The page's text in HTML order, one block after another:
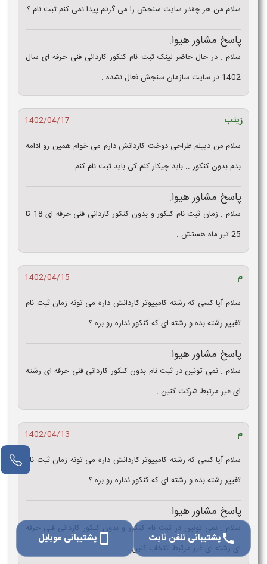
سلام من هر چقدر سایت سنجش را می گردم پیدا نمی کنم ثبت نام ؟
پاسخ مشاور هیوا:
سلام . در حال حاضر لینک ثبت نام کنکور کاردانی فنی حرفه ای سال
1402 در سایت سازمان سنجش فعال نشده .
زینب
1402/04/17
سلام من دیپلم طراحی دوخت کاردانش دارم می خوام همین رو ادامه
بدم بدون کنکور .. باید چیکار کنم کی باید ثبت نام کنم
پاسخ مشاور هیوا:
سلام . زمان ثبت نام کنکور و بدون کنکور کاردانی فنی حرفه ای 18 تا
25 تیر ماه هستش .
م
1402/04/15
سلام آیا کسی که رشته کامپیوتر کاردانش داره می‌ تونه زمان ثبت‌ نام
تغییر رشته بده و رشته ای که کنکور نداره رو بره ؟
پاسخ مشاور هیوا:
سلام . نمی تونین در ثبت نام بدون کنکور کاردانی فنی حرفه ای رشته
ای غیر مرتبط شرکت کنین .
م
1402/04/13
سلام آیا کسی که رشته کامپیوتر کاردانش داره می‌ تونه زمان ثبت‌ نام
تغییر رشته بده و رشته ای که کنکور نداره رو بره ؟
پاسخ مشاور هیوا:
سلام . نمی تونین در ثبت نام کنکور و بدون کنکور کاردانی فنی حرفه
ای رشته ای غیر مرتبط انتخاب کنین .
callپشتیبانی تلفن ثابت smartphone پشتیبانی موبایل
مشاور آنلاین